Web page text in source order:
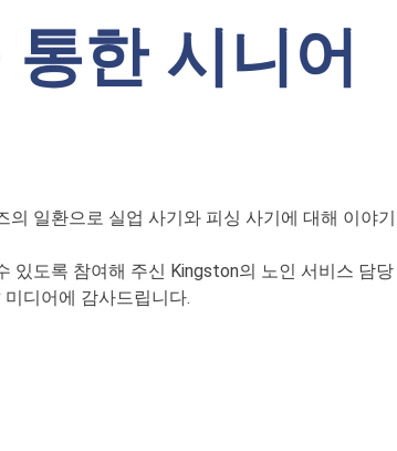
한 시니어
의 일환으로 실업 사기와 피싱 사기에 대해 이야
있도록 참여해 주신 Kingston의 노인 서비스 담
디어에 감사드립니다.